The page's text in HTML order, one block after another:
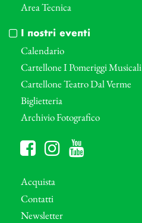
Area Tecnica
I nostri eventi
Calendario
Cartellone I Pomeriggi Musicali
Cartellone Teatro Dal Verme
Biglietteria
Archivio Fotografico
Acquista
Contatti
Newsletter